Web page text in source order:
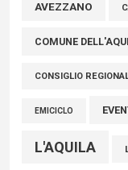
Marcinelle,
connazionali tra
06 Agosto 2026
AVEZZANO
COMUNE
CONSIGLIO
EMICICLO
L'AQUILA